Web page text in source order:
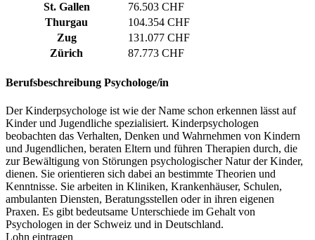
St. Gallen
76.503 CHF
Thurgau
104.354 CHF
Zug
131.077 CHF
Zürich
87.773 CHF
Berufsbeschreibung Psychologe/in
Der Kinderpsychologe ist wie der Name schon erkennen lässt auf
Kinder und Jugendliche spezialisiert. Kinderpsychologen
beobachten das Verhalten, Denken und Wahrnehmen von Kindern
und Jugendlichen, beraten Eltern und führen Therapien durch, die
zur Bewältigung von Störungen psychologischer Natur der Kinder,
dienen. Sie orientieren sich dabei an bestimmte Theorien und
Kenntnisse. Sie arbeiten in Kliniken, Krankenhäuser, Schulen,
ambulanten Diensten, Beratungsstellen oder in ihren eigenen
Praxen. Es gibt bedeutsame Unterschiede im Gehalt von
Psychologen in der Schweiz und in Deutschland.
Lohn eintragen